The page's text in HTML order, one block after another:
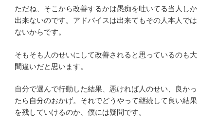
ただね、そこから改善するかは愚痴を吐いてる当人しか
出来ないのです。アドバイスは出来てもその人本人では
ないからです。
そもそも人のせいにして改善されると思っているのも大
間違いだと思います。
自分で選んで行動した結果、悪ければ人のせい、良かっ
たら自分のおかげ。それでどうやって継続して良い結果
を残していけるのか、僕には疑問です。